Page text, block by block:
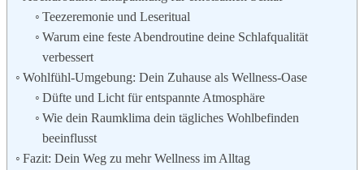
Teezeremonie und Leseritual
Warum eine feste Abendroutine deine Schlafqualität
verbessert
Wohlfühl-Umgebung: Dein Zuhause als Wellness-Oase
Düfte und Licht für entspannte Atmosphäre
Wie dein Raumklima dein tägliches Wohlbefinden
beeinflusst
Fazit: Dein Weg zu mehr Wellness im Alltag